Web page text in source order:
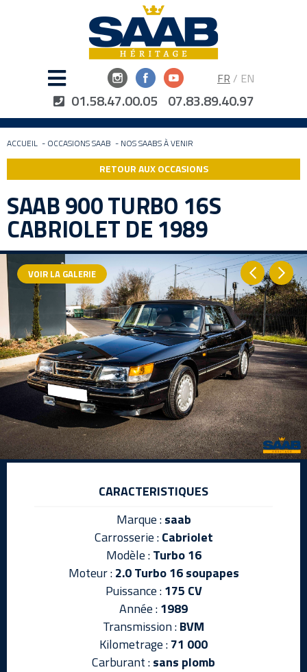
01.58.47.00.05 07.83.89.40.97
FR / EN
ACCUEIL - OCCASIONS SAAB - NOS SAABS À VENIR
SAAB 900 TURBO 16S
CABRIOLET DE 1989
RETOUR AUX OCCASIONS
VOIR LA GALERIE
CARACTERISTIQUES
Marque :saab
Carrosserie :Cabriolet
Modèle :Turbo 16
Moteur :2.0 Turbo 16 soupapes
Puissance :175 CV
Année :1989
Transmission :BVM
Kilometrage :71 000
Carburant :sans plomb